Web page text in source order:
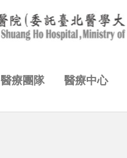
醫療團隊 醫療中心